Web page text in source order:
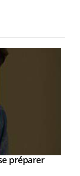
préparer